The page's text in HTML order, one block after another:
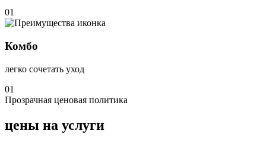
01
Комбо
легко сочетать уход
01
Прозрачная ценовая политика
цены на услуги